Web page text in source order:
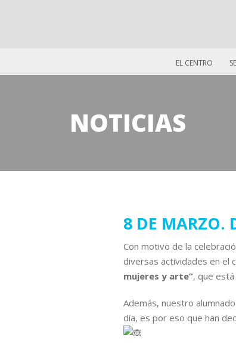
EL CENTRO
NOTICIAS
8 DE MARZO.
Con motivo de la
diversas actividades en el
mujeres y arte”, que
Además, nuestro
día, es por eso que han